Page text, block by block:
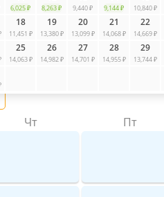
6,025 ₽ 8,263 ₽ 9,440 ₽ 9,144 ₽ 10,840 ₽
18
11,451 ₽
19
13,380 ₽
20
13,099 ₽
21
14,068 ₽
22
14,669 ₽
25
14,063 ₽
26
14,982 ₽
27
14,701 ₽
28
14,955 ₽
29
13,744 ₽
цены на рейсы по
₽
Чт Пт